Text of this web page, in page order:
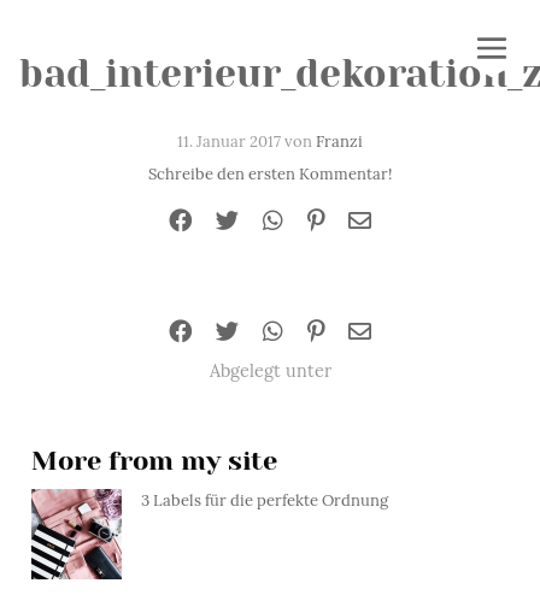
11. Januar 2017 vonFranzi
Schreibe den ersten Kommentar!
Abgelegt unter
More from my site
3 Labels für die perfekte Ordnung